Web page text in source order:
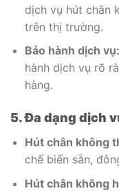
dịch vụ hút chân
trên thị trường.
Bảo hành dịch vụ:
hành dịch vụ rõ
hàng.
5. Đa dạng dịch
Hút chân không
chế biến sẵn,
Hút chân không